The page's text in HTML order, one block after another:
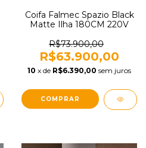
Coifa Falmec Spazio Black
Matte Ilha 180CM 220V
R$73.900,00
R$63.900,00
10 x de R$6.390,00 sem juros